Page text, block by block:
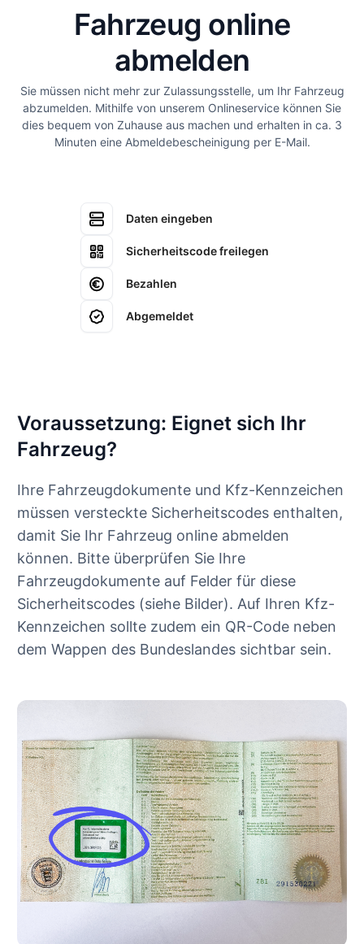
Fahrzeug online
abmelden
Sie müssen nicht mehr zur Zulassungsstelle, um Ihr Fahrzeug
abzumelden. Mithilfe von unserem Onlineservice können Sie
dies bequem von Zuhause aus machen und erhalten in ca. 3
Minuten eine Abmeldebescheinigung per E-Mail.
Daten eingeben
Sicherheitscode freilegen
Bezahlen
Abgemeldet
Voraussetzung: Eignet sich Ihr
Fahrzeug?
Ihre Fahrzeugdokumente und Kfz-Kennzeichen
müssen versteckte Sicherheitscodes enthalten,
damit Sie Ihr Fahrzeug online abmelden
können. Bitte überprüfen Sie Ihre
Fahrzeugdokumente auf Felder für diese
Sicherheitscodes (siehe Bilder). Auf Ihren Kfz-
Kennzeichen sollte zudem ein QR-Code neben
dem Wappen des Bundeslandes sichtbar sein.